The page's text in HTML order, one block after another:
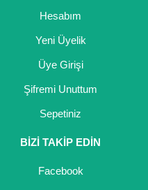
Hesabım
Yeni Üyelik
Üye Girişi
Şifremi Unuttum
Sepetiniz
BİZİ TAKİP EDİN
Facebook